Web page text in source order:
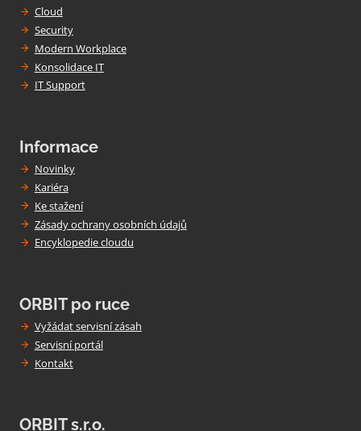
Cloud
Security
Modern Workplace
Konsolidace IT
IT Support
Informace
Novinky
Kariéra
Ke stažení
Zásady ochrany osobních údajů
Encyklopedie cloudu
ORBIT po ruce
Vyžádat servisní zásah
Servisní portál
Kontakt
ORBIT s.r.o.